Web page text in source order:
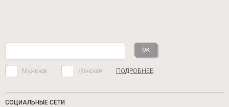
Мужское Женское ПОДРОБНЕЕ
СОЦИАЛЬНЫЕ СЕТИ